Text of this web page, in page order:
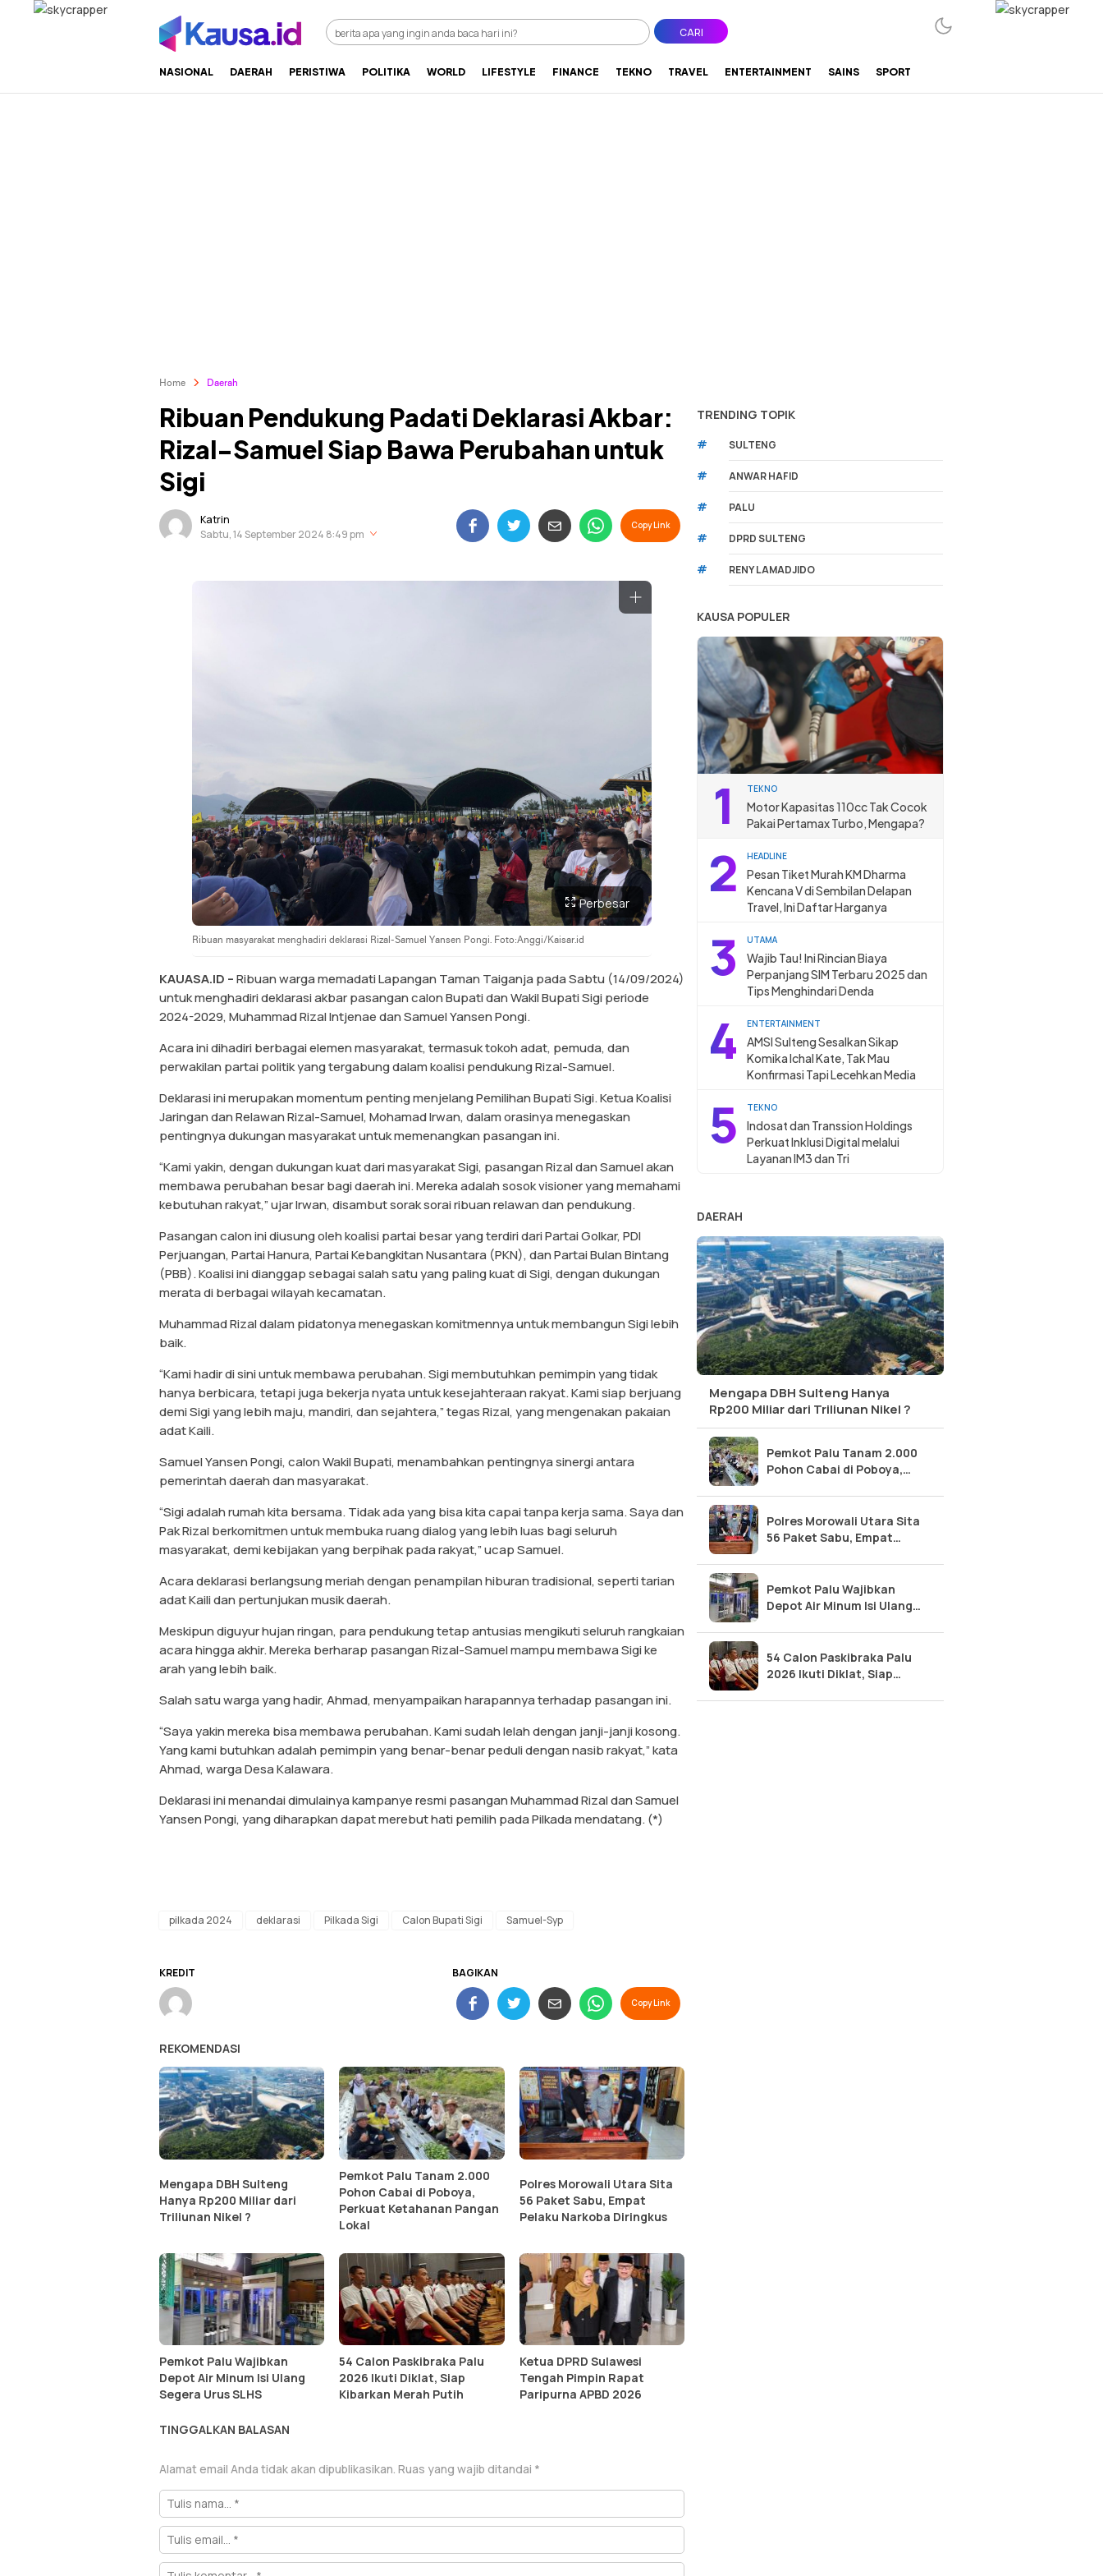
kausa
menuntaskan makna berita CARI
NASIONAL DAERAH PERISTIWA POLITIKA WORLD LIFESTYLE FINANCE TEKNO TRAVEL ENTERTAINMENT SAINS SPORT
Home Daerah
Ribuan Pendukung Padati Deklarasi Akbar:
Rizal-Samuel Siap Bawa Perubahan untuk
Sigi
Katrin
Sabtu, 14 September 2024 8:49 pm
Copy Link
Perbesar
Ribuan masyarakat menghadiri deklarasi Rizal-Samuel Yansen Pongi. Foto:Anggi/Kaisar.id
KAUASA.ID –Ribuan warga memadati Lapangan Taman Taiganja pada Sabtu (14/09/2024)
untuk menghadiri deklarasi akbar pasangan calon Bupati dan Wakil Bupati Sigi periode
2024-2029, Muhammad Rizal Intjenae dan Samuel Yansen Pongi.
Acara ini dihadiri berbagai elemen masyarakat, termasuk tokoh adat, pemuda, dan
perwakilan partai politik yang tergabung dalam koalisi pendukung Rizal-Samuel.
Deklarasi ini merupakan momentum penting menjelang Pemilihan Bupati Sigi. Ketua Koalisi
Jaringan dan Relawan Rizal-Samuel, Mohamad Irwan, dalam orasinya menegaskan
pentingnya dukungan masyarakat untuk memenangkan pasangan ini.
“Kami yakin, dengan dukungan kuat dari masyarakat Sigi, pasangan Rizal dan Samuel akan
membawa perubahan besar bagi daerah ini. Mereka adalah sosok visioner yang memahami
kebutuhan rakyat,” ujar Irwan, disambut sorak sorai ribuan relawan dan pendukung.
Pasangan calon ini diusung oleh koalisi partai besar yang terdiri dari Partai Golkar, PDI
Perjuangan, Partai Hanura, Partai Kebangkitan Nusantara (PKN), dan Partai Bulan Bintang
(PBB). Koalisi ini dianggap sebagai salah satu yang paling kuat di Sigi, dengan dukungan
merata di berbagai wilayah kecamatan.
Muhammad Rizal dalam pidatonya menegaskan komitmennya untuk membangun Sigi lebih
baik.
“Kami hadir di sini untuk membawa perubahan. Sigi membutuhkan pemimpin yang tidak
hanya berbicara, tetapi juga bekerja nyata untuk kesejahteraan rakyat. Kami siap berjuang
demi Sigi yang lebih maju, mandiri, dan sejahtera,” tegas Rizal, yang mengenakan pakaian
adat Kaili.
Samuel Yansen Pongi, calon Wakil Bupati, menambahkan pentingnya sinergi antara
pemerintah daerah dan masyarakat.
“Sigi adalah rumah kita bersama. Tidak ada yang bisa kita capai tanpa kerja sama. Saya dan
Pak Rizal berkomitmen untuk membuka ruang dialog yang lebih luas bagi seluruh
masyarakat, demi kebijakan yang berpihak pada rakyat,” ucap Samuel.
Acara deklarasi berlangsung meriah dengan penampilan hiburan tradisional, seperti tarian
adat Kaili dan pertunjukan musik daerah.
Meskipun diguyur hujan ringan, para pendukung tetap antusias mengikuti seluruh rangkaian
acara hingga akhir. Mereka berharap pasangan Rizal-Samuel mampu membawa Sigi ke
arah yang lebih baik.
Salah satu warga yang hadir, Ahmad, menyampaikan harapannya terhadap pasangan ini.
“Saya yakin mereka bisa membawa perubahan. Kami sudah lelah dengan janji-janji kosong.
Yang kami butuhkan adalah pemimpin yang benar-benar peduli dengan nasib rakyat,” kata
Ahmad, warga Desa Kalawara.
Deklarasi ini menandai dimulainya kampanye resmi pasangan Muhammad Rizal dan Samuel
Yansen Pongi, yang diharapkan dapat merebut hati pemilih pada Pilkada mendatang. (*)
pilkada 2024 deklarasi Pilkada Sigi Calon Bupati Sigi Samuel-Syp
KREDIT BAGIKAN
Copy Link
REKOMENDASI
Mengapa DBH Sulteng
Hanya Rp200 Miliar dari
Triliunan Nikel ?
Pemkot Palu Tanam 2.000
Pohon Cabai di Poboya,
Perkuat Ketahanan Pangan
Lokal
Polres Morowali Utara Sita
56 Paket Sabu, Empat
Pelaku Narkoba Diringkus
Pemkot Palu Wajibkan
Depot Air Minum Isi Ulang
Segera Urus SLHS
54 Calon Paskibraka Palu
2026 Ikuti Diklat, Siap
Kibarkan Merah Putih
Ketua DPRD Sulawesi
Tengah Pimpin Rapat
Paripurna APBD 2026
TINGGALKAN BALASAN
Alamat email Anda tidak akan dipublikasikan. Ruas yang wajib ditandai *
TRENDING TOPIK
#
SULTENG
# ANWAR HAFID
# PALU
# DPRD SULTENG
# RENY LAMADJIDO
KAUSA POPULER
1 TEKNO
Motor Kapasitas 110cc Tak Cocok
Pakai Pertamax Turbo, Mengapa?
2 HEADLINE
Pesan Tiket Murah KM Dharma
Kencana V di Sembilan Delapan
Travel, Ini Daftar Harganya
3 UTAMA
Wajib Tau! Ini Rincian Biaya
Perpanjang SIM Terbaru 2025 dan
Tips Menghindari Denda
4 ENTERTAINMENT
AMSI Sulteng Sesalkan Sikap
Komika Ichal Kate, Tak Mau
Konfirmasi Tapi Lecehkan Media
5 TEKNO
Indosat dan Transsion Holdings
Perkuat Inklusi Digital melalui
Layanan IM3 dan Tri
DAERAH
Mengapa DBH Sulteng Hanya
Rp200 Miliar dari Triliunan Nikel ?
Pemkot Palu Tanam 2.000
Pohon Cabai di Poboya,
Polres Morowali Utara Sita
56 Paket Sabu, Empat
Pemkot Palu Wajibkan
Depot Air Minum Isi Ulang
54 Calon Paskibraka Palu
2026 Ikuti Diklat, Siap